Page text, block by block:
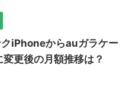
クiPhoneからauガラケー
更後の月額推移は？